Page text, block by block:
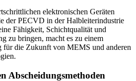
elektronischen Geräten
der PECVD in der Halbleiterindustrie
Fähigkeit, Schichtqualität und
zu bringen, macht es zu einem
für die Zukunft von MEMS und anderen
Abscheidungsmethoden